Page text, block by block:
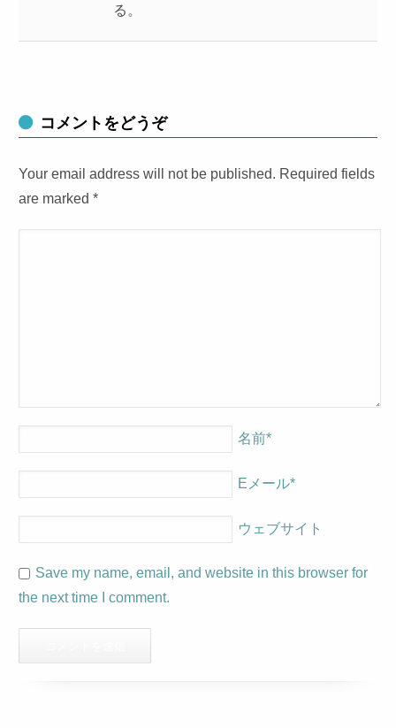
る。
コメントをどうぞ
Your email address will not be published. Required fields
are marked*
名前*
Eメール*
ウェブサイト
Save my name, email, and website in this browser for
the next time I comment.